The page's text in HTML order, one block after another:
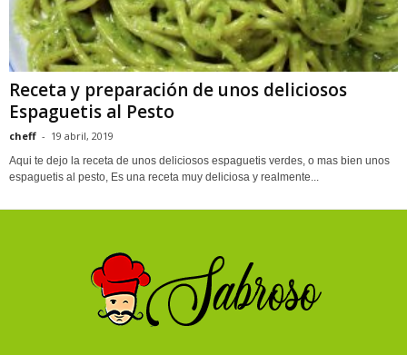
Receta y preparación de unos deliciosos
Espaguetis al Pesto
cheff - 19 abril, 2019
Aqui te dejo la receta de unos deliciosos espaguetis verdes, o mas bien unos
espaguetis al pesto, Es una receta muy deliciosa y realmente...